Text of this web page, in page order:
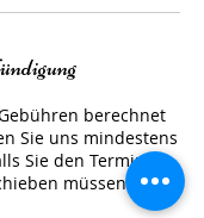
berechnet
Sie uns mindestens
Sie den Termin
müssen.